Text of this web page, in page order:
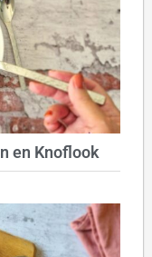
en Knoflook